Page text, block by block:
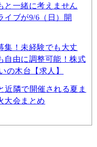
と一緒に考えません
イブが9/6（日）開
集！未経験でも大丈
自由に調整可能！株式
の木台【求人】
近隣で開催される夏ま
大会まとめ